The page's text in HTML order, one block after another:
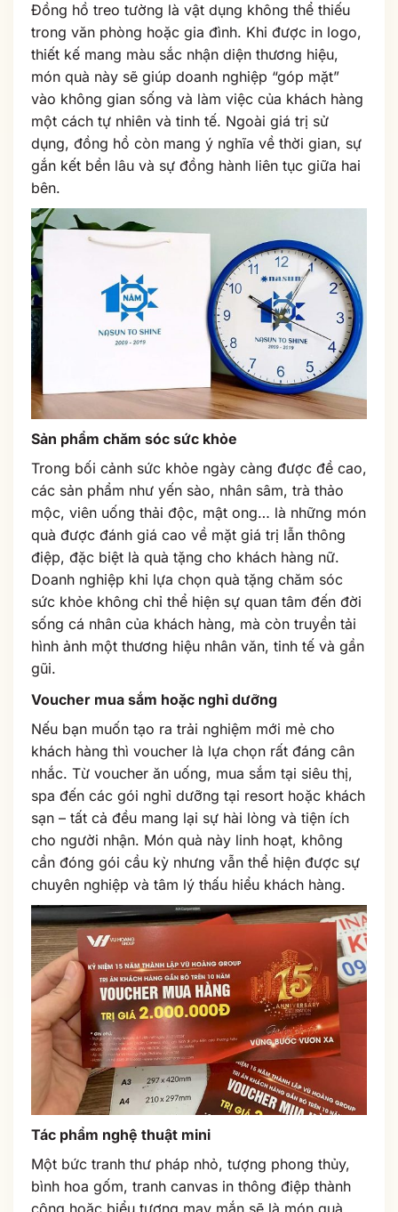
Đồng hồ treo tường là vật dụng không thể thiếu
trong văn phòng hoặc gia đình. Khi được in logo,
thiết kế mang màu sắc nhận diện thương hiệu,
món quà này sẽ giúp doanh nghiệp “góp mặt”
vào không gian sống và làm việc của khách hàng
một cách tự nhiên và tinh tế. Ngoài giá trị sử
dụng, đồng hồ còn mang ý nghĩa về thời gian, sự
gắn kết bền lâu và sự đồng hành liên tục giữa hai
bên.
Sản phẩm chăm sóc sức khỏe
Trong bối cảnh sức khỏe ngày càng được đề cao,
các sản phẩm như yến sào, nhân sâm, trà thảo
mộc, viên uống thải độc, mật ong… là những món
quà được đánh giá cao về mặt giá trị lẫn thông
điệp, đặc biệt là quà tặng cho khách hàng nữ.
Doanh nghiệp khi lựa chọn quà tặng chăm sóc
sức khỏe không chỉ thể hiện sự quan tâm đến đời
sống cá nhân của khách hàng, mà còn truyền tải
hình ảnh một thương hiệu nhân văn, tinh tế và gần
gũi.
Voucher mua sắm hoặc nghỉ dưỡng
Nếu bạn muốn tạo ra trải nghiệm mới mẻ cho
khách hàng thì voucher là lựa chọn rất đáng cân
nhắc. Từ voucher ăn uống, mua sắm tại siêu thị,
spa đến các gói nghỉ dưỡng tại resort hoặc khách
sạn – tất cả đều mang lại sự hài lòng và tiện ích
cho người nhận. Món quà này linh hoạt, không
cần đóng gói cầu kỳ nhưng vẫn thể hiện được sự
chuyên nghiệp và tâm lý thấu hiểu khách hàng.
Tác phẩm nghệ thuật mini
Một bức tranh thư pháp nhỏ, tượng phong thủy,
bình hoa gốm, tranh canvas in thông điệp thành
công hoặc biểu tượng may mắn sẽ là món quà